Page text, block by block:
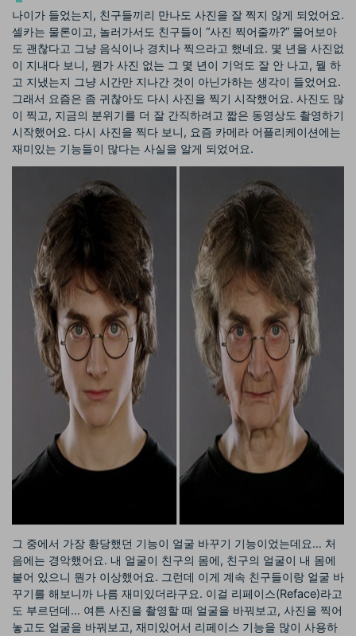
나이가 들었는지, 친구들끼리 만나도 사진을 잘 찍지 않게 되었어요.
셀카는 물론이고, 놀러가서도 친구들이 “사진 찍어줄까?” 물어보아
도 괜찮다고 그냥 음식이나 경치나 찍으라고 했네요. 몇 년을 사진없
이 지내다 보니, 뭔가 사진 없는 그 몇 년이 기억도 잘 안 나고, 뭘 하
고 지냈는지 그냥 시간만 지나간 것이 아닌가하는 생각이 들었어요.
그래서 요즘은 좀 귀찮아도 다시 사진을 찍기 시작했어요. 사진도 많
이 찍고, 지금의 분위기를 더 잘 간직하려고 짧은 동영상도 촬영하기
시작했어요. 다시 사진을 찍다 보니, 요즘 카메라 어플리케이션에는
재미있는 기능들이 많다는 사실을 알게 되었어요.
그 중에서 가장 황당했던 기능이 얼굴 바꾸기 기능이었는데요… 처
음에는 경악했어요. 내 얼굴이 친구의 몸에, 친구의 얼굴이 내 몸에
붙어 있으니 뭔가 이상했어요. 그런데 이게 계속 친구들이랑 얼굴 바
꾸기를 해보니까 나름 재미있더라구요. 이걸 리페이스(Reface)라고
도 부르던데… 여튼 사진을 촬영할 때 얼굴을 바꿔보고, 사진을 찍어
놓고도 얼굴을 바꿔보고, 재미있어서 리페이스 기능을 많이 사용하